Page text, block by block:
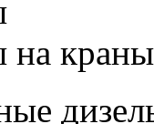
на краны